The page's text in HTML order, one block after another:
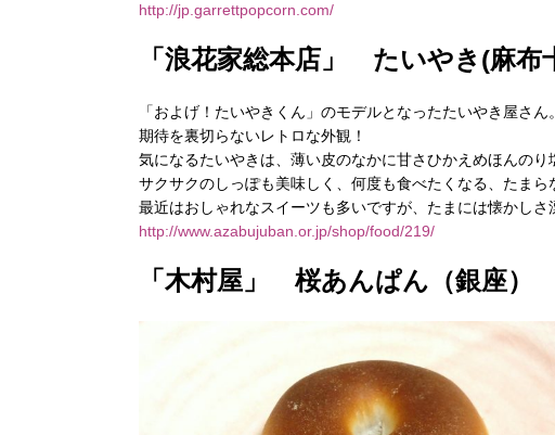
http://jp.garrettpopcorn.com/
「浪花家総本店」 たいやき(麻布
「およげ！たいやきくん」のモデルとなったたいやき屋さん。
期待を裏切らないレトロな外観！
気になるたいやきは、薄い皮のなかに甘さひかえめほんのり
サクサクのしっぽも美味しく、何度も食べたくなる、たまら
最近はおしゃれなスイーツも多いですが、たまには懐かしさ
http://www.azabujuban.or.jp/shop/food/219/
「木村屋 」 桜あんぱん（銀座）